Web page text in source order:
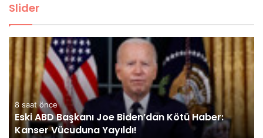
Slider
8 saat önce
Eski ABD Başkanı Joe Biden’dan Kötü Haber:
Kanser Vücuduna Yayıldı!